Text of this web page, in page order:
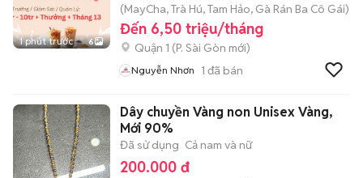
1 phút trước 6
(MayCha, Trà Hú, Tam Hảo, Gà Rán Ba Cô Gái)
Đến 6,50 triệu/tháng
Quận 1 (P. Sài Gòn mới)
Nguyễn Nhơn 1 đã bán
Dây chuyền Vàng non Unisex Vàng,
Mới 90%
Đã sử dụng Cả nam và nữ
200.000 đ